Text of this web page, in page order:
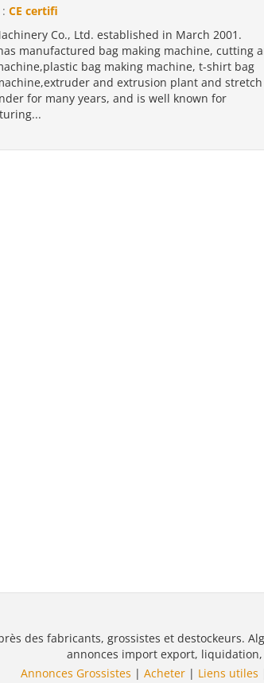
CE certifi
Co., Ltd. established in March 2001.
manufactured bag making machine, cutting
bag making machine, t-shirt bag
and extrusion plant and stretch
for many years, and is well known for
des fabricants, grossistes et destockeurs.
annonces import export, liquidation,
Annonces Grossistes | Acheter| Liens utiles